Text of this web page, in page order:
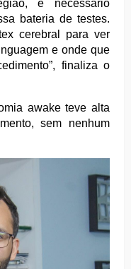
é necessário
bateria de testes.
cerebral para ver
e onde que
finaliza o
awake teve alta
sem nenhum